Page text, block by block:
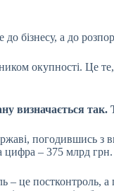
бізнесу, а до
окупності.
визначається
цифра – 375 млрд грн.
– це